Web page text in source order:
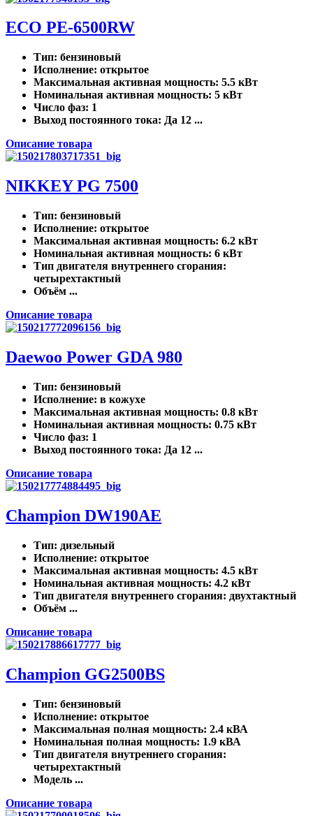
ECO PE-6500RW
Тип: бензиновый
Исполнение: открытое
Максимальная активная мощность: 5.5 кВт
Номинальная активная мощность: 5 кВт
Число фаз: 1
Выход постоянного тока: Да 12 ...
Описание товара
NIKKEY PG 7500
Тип: бензиновый
Исполнение: открытое
Максимальная активная мощность: 6.2 кВт
Номинальная активная мощность: 6 кВт
Тип двигателя внутреннего сгорания:
четырехтактный
Объём ...
Описание товара
Daewoo Power GDA 980
Тип: бензиновый
Исполнение: в кожухе
Максимальная активная мощность: 0.8 кВт
Номинальная активная мощность: 0.75 кВт
Число фаз: 1
Выход постоянного тока: Да 12 ...
Описание товара
Champion DW190AE
Тип: дизельный
Исполнение: открытое
Максимальная активная мощность: 4.5 кВт
Номинальная активная мощность: 4.2 кВт
Тип двигателя внутреннего сгорания: двухтактный
Объём ...
Описание товара
Champion GG2500BS
Тип: бензиновый
Исполнение: открытое
Максимальная полная мощность: 2.4 кВА
Номинальная полная мощность: 1.9 кВА
Тип двигателя внутреннего сгорания:
четырехтактный
Модель ...
Описание товара